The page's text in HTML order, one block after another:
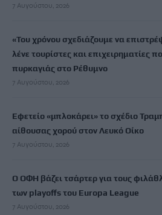
7 Αυγούστου, 2026
«Του χρόνου σχεδιάζουμε να
λένε τουρίστες και επιχειρηματίες
πυρκαγιάς στο Ρέθυμνο
7 Αυγούστου, 2026
Εφετείο «μπλοκάρει» το σχέδιο
αίθουσας χορού στον Λευκό Οίκο
7 Αυγούστου, 2026
Ο ΟΦΗ βάζει τσάρτερ για τους
των playoffs του Europa League
7 Αυγούστου, 2026